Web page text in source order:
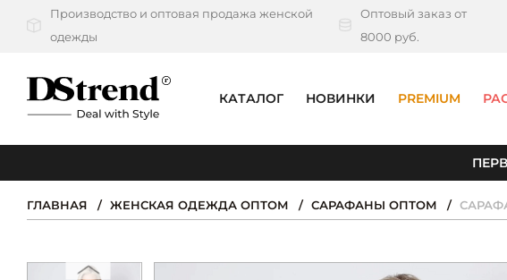
Производство и оптовая продажа женской
одежды
Оптовый заказ от
8000 руб.
КАТАЛОГ НОВИНКИ PREMIUM
КАТАЛОГ
НОВИНКИ
PREMIUM
ГЛАВНАЯ ЖЕНСКАЯ ОДЕЖДА ОПТОМ САРАФАНЫ ОПТОМ